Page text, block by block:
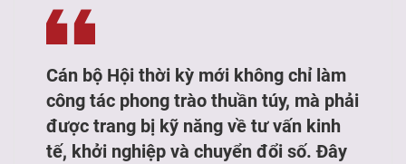
Cán bộ Hội thời kỳ mới không chỉ làm
công tác phong trào thuần túy, mà phải
được trang bị kỹ năng về tư vấn kinh
tế, khởi nghiệp và chuyển đổi số. Đây